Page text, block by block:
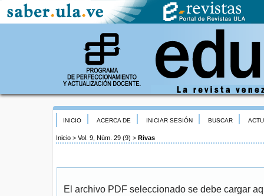
INICIO ACERCA DE INICIAR SESIÓN BUSCAR
Inicio > Vol. 9, Núm. 29 (9) > Rivas
El archivo PDF seleccionado se debe cargar